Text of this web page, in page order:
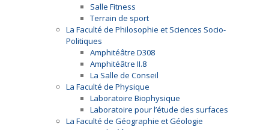
Salle Fitness
Terrain de sport
La Faculté de Philosophie et Sciences Socio-
Politiques
Amphitéâtre D308
Amphitéâtre II.8
La Salle de Conseil
La Faculté de Physique
Laboratoire Biophysique
Laboratoire pour l’étude des surfaces
La Faculté de Géographie et Géologie